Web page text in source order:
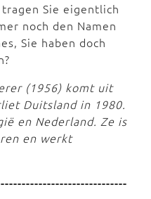
Sie eigentlich
noch den Namen
Sie haben doch
(1956) komt uit
Duitsland in 1980.
en Nederland. Ze is
en werkt